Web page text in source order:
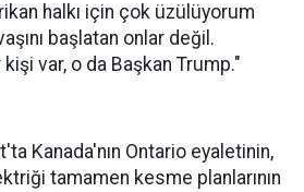
halkı için çok üzülüyorum
başlatan onlar değil.
var, o da Başkan Trump."
Kanada'nın Ontario eyaletinin,
tamamen kesme planlarının